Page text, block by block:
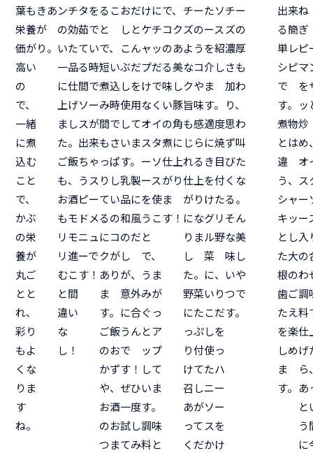
葉も
栄養
価が
高い
の
で、
一緒
に煮
込む
こと
で、
かぶ
の栄
養が
丸ご
とと
れ、
彩り
もよ
くな
りま
す
ね。
きあ
が
り。
ンチ
の効
いた
一品
に仕
上げ
まし
た。
ご飯
も、
お酒
もモ
リモ
リ進
むこ
と間
違い
な
し！
タを
茹で
てい
る時
間で
ソー
スが
出来
ちゃ
うス
ピー
ドメ
ニュ
ーで
す！
るこ
と
で、
短い
煮込
み時
間で
もさ
っぱ
りし
てい
るの
にコ
クが
あり
ま
す。
ご飯
のお
かず
や、
お酒
のお
つま
おだ
しと
こん
ぶだ
しを
使用
して
いま
す。
乳製
品に
和風
のだ
し
が、
意外
に合
うん
で
す！
ぜひ
一度
試し
てみ
けに
ケチ
ャッ
プだ
けで
なく
オイ
スタ
ーソ
ース
を使
うこ
と
で、
うま
みが
ぐっ
とア
ップ
して
いま
す。
調味
料と
で、
コク
のあ
る美
味し
い豚
の角
煮に
仕上
がり
ま
す！
チー
ズの
よう
なコ
クや
旨味
も感
じら
れる
仕上
がり
にな
りま
し
た。
野菜
にた
っぷ
り付
けて
召し
あが
って
くだ
たソ
ース
を紹
介し
ま
す。
適度
に焼
き目
を付
けた
グリ
ル野
菜
に、
いり
こだ
しを
使っ
たハ
ニー
ソー
スを
かけ
チー
ズの
濃厚
さも
加わ
り、
思わ
ず叫
びた
くな
る。
そん
な美
味し
いや
つで
す。
出来
る簡
単レ
シピ
で
す。
煮物
とは
違
う、
シャ
キッ
とし
た大
根の
歯ご
たえ
を楽
しめ
ま
す。
ね
ぎ
ピ
マ
を
ッ
炒
め
オ
ス
ー
ー
入
の
わ
調
料
仕
げ
ら
あ
と
う
に